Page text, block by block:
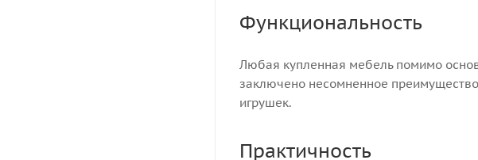
Функциональность
Любая купленная мебель помимо
заключено несомненное
игрушек.
Практичность